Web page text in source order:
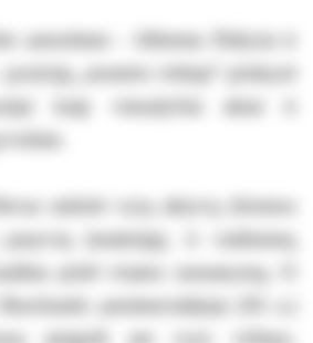
autoritetai – Albertas Didysis ir
„moteris viršuje“ priskyrė
kaip vienalyčiai aktai ir
sukūrė vyrą aktyvų (formos
(materiją), ir vaidmenų
prieš visatos sumanymą. O
penitencialijoje (XI a.)
atsigulė ant vyro viršaus,